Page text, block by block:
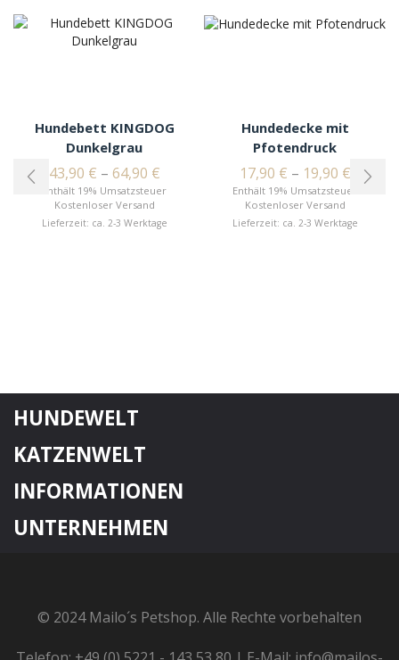
Hundebett KINGDOG
Dunkelgrau
43,90 € – 64,90 €
Enthält 19% Umsatzsteuer
Kostenloser Versand
Lieferzeit: ca. 2-3 Werktage
Hundedecke mit
Pfotendruck
17,90 € – 19,90 €
Enthält 19% Umsatzsteuer
Kostenloser Versand
Lieferzeit: ca. 2-3 Werktage
HUNDEWELT
KATZENWELT
INFORMATIONEN
UNTERNEHMEN
© 2024 Mailo´s Petshop. Alle Rechte vorbehalten